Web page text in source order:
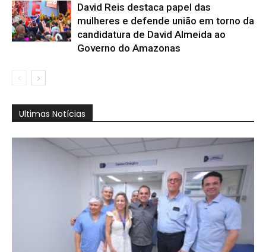
David Reis destaca papel das
mulheres e defende união em torno da
candidatura de David Almeida ao
Governo do Amazonas
Ultimas Notícias